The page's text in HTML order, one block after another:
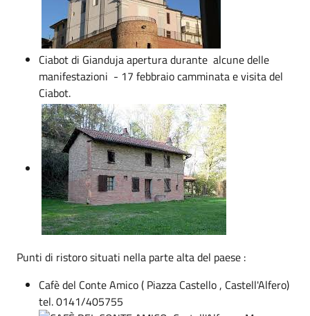
Ciabot di Gianduja apertura durante alcune delle
manifestazioni - 17 febbraio camminata e visita del
Ciabot.
Punti di ristoro situati nella parte alta del paese :
Cafè del Conte Amico ( Piazza Castello , Castell'Alfero)
tel. 0141/405755